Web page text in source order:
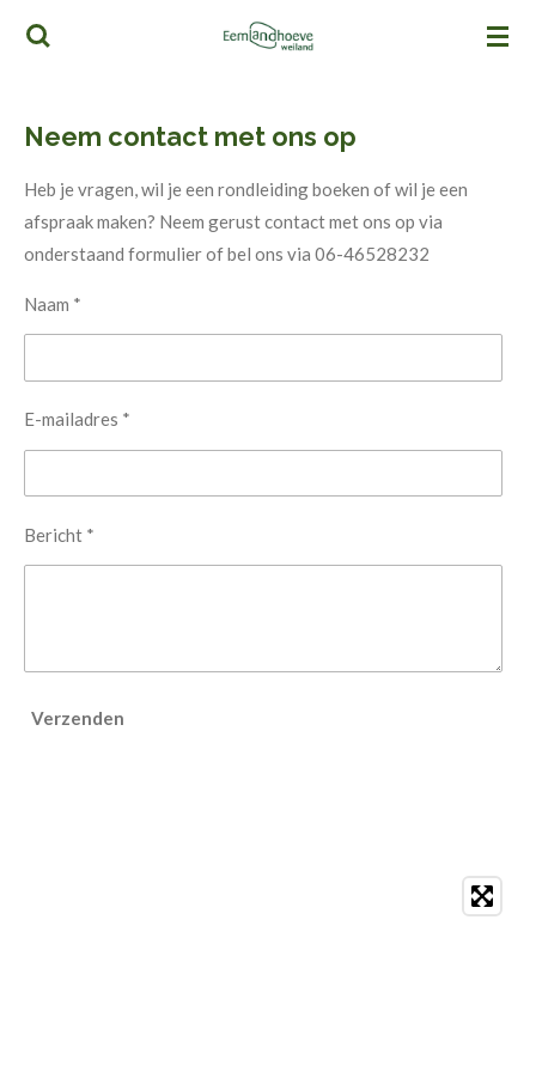
Ga
deNeem contact met ons op
Heb je vragen, wil je een rondleiding boeken of wil je een
afspraak maken? Neem gerust contact met ons op via
onderstaand formulier of bel ons via 06-46528232
Naam *
E-mailadres *
Bericht *
Verzenden